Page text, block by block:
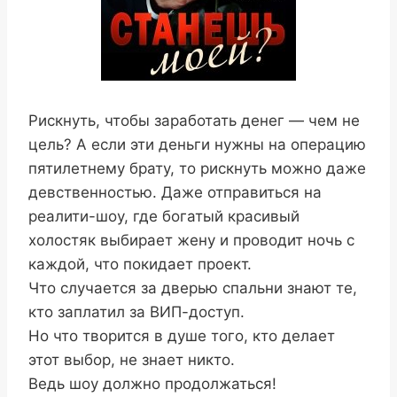
Рискнуть, чтобы заработать денег — чем не
цель? А если эти деньги нужны на операцию
пятилетнему брату, то рискнуть можно даже
девственностью. Даже отправиться на
реалити-шоу, где богатый красивый
холостяк выбирает жену и проводит ночь с
каждой, что покидает проект.
Что случается за дверью спальни знают те,
кто заплатил за ВИП-доступ.
Но что творится в душе того, кто делает
этот выбор, не знает никто.
Ведь шоу должно продолжаться!